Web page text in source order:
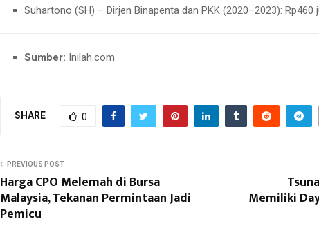
Suhartono (SH) – Dirjen Binapenta dan PKK (2020–2023): Rp460
Sumber: Inilah.com
SHARE 0
PREVIOUS POST
Harga CPO Melemah di Bursa
Malaysia, Tekanan Permintaan Jadi
Pemicu
Memiliki